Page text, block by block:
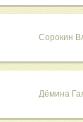
Сорокин
Дёмина